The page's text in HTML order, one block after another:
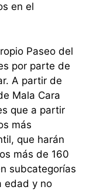
en el
Paseo del
por parte de
A partir de
Mala Cara
que a partir
más
que harán
más de 160
subcategorías
edad y no